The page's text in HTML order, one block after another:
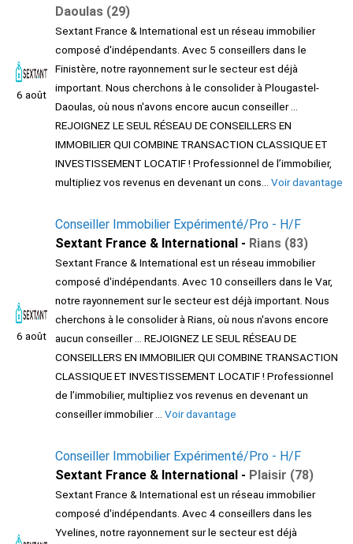
6 août
Daoulas (29)
Sextant France & International est un réseau immobilier
composé d'indépendants. Avec 5 conseillers dans le
Finistère, notre rayonnement sur le secteur est déjà
important. Nous cherchons à le consolider à Plougastel-
Daoulas, où nous n'avons encore aucun conseiller ...
REJOIGNEZ LE SEUL RÉSEAU DE CONSEILLERS EN
IMMOBILIER QUI COMBINE TRANSACTION CLASSIQUE ET
INVESTISSEMENT LOCATIF ! Professionnel de l’immobilier,
multipliez vos revenus en devenant un cons... Voir davantage
6 août
Conseiller Immobilier Expérimenté/Pro - H/F
Sextant France & International - Rians (83)
Sextant France & International est un réseau immobilier
composé d'indépendants. Avec 10 conseillers dans le Var,
notre rayonnement sur le secteur est déjà important. Nous
cherchons à le consolider à Rians, où nous n'avons encore
aucun conseiller ... REJOIGNEZ LE SEUL RÉSEAU DE
CONSEILLERS EN IMMOBILIER QUI COMBINE TRANSACTION
CLASSIQUE ET INVESTISSEMENT LOCATIF ! Professionnel
de l’immobilier, multipliez vos revenus en devenant un
conseiller immobilier ... Voir davantage
Conseiller Immobilier Expérimenté/Pro - H/F
Sextant France & International - Plaisir (78)
Sextant France & International est un réseau immobilier
composé d'indépendants. Avec 4 conseillers dans les
Yvelines, notre rayonnement sur le secteur est déjà